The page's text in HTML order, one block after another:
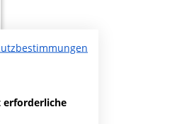
erforderliche